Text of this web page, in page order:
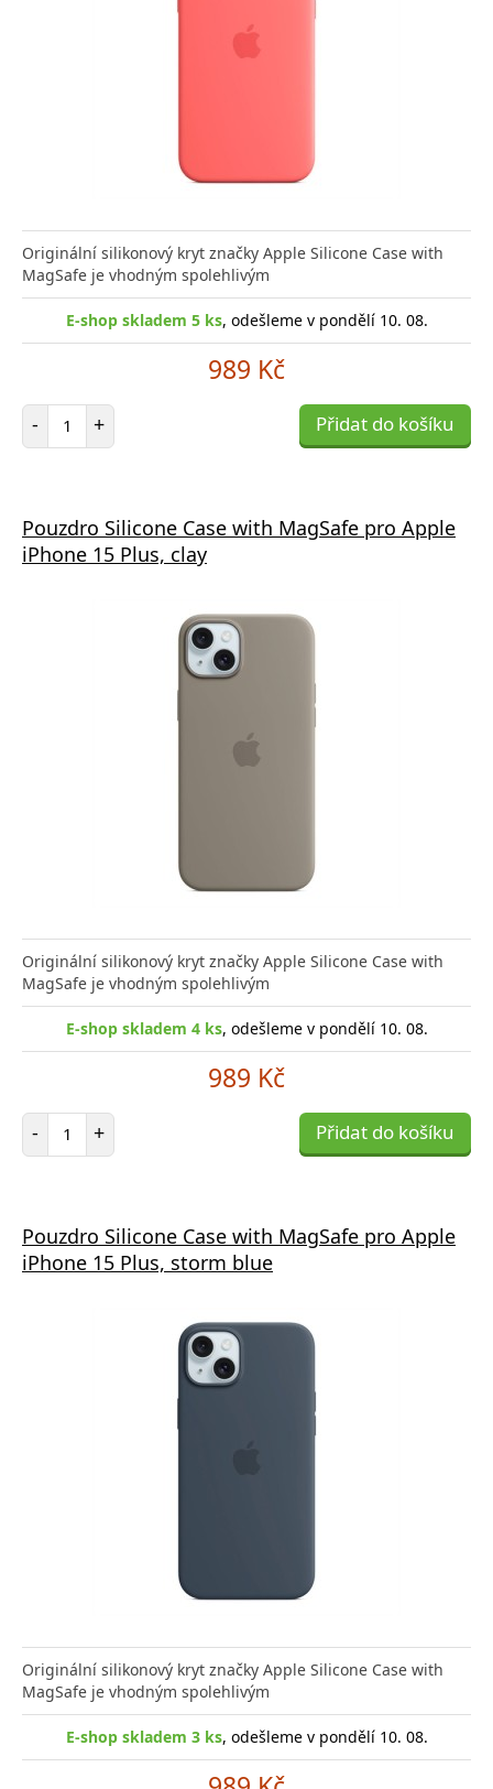
Originální silikonový kryt značky Apple Silicone Case with
MagSafe je vhodným spolehlivým
E-shop skladem 5 ks, odešleme v pondělí 10. 08.
989 Kč
- Počet položek
+ Přidat do košíku
Pouzdro Silicone Case with MagSafe pro Apple
iPhone 15 Plus, clay
Originální silikonový kryt značky Apple Silicone Case with
MagSafe je vhodným spolehlivým
E-shop skladem 4 ks, odešleme v pondělí 10. 08.
989 Kč
- Počet položek
+ Přidat do košíku
Pouzdro Silicone Case with MagSafe pro Apple
iPhone 15 Plus, storm blue
Originální silikonový kryt značky Apple Silicone Case with
MagSafe je vhodným spolehlivým
E-shop skladem 3 ks, odešleme v pondělí 10. 08.